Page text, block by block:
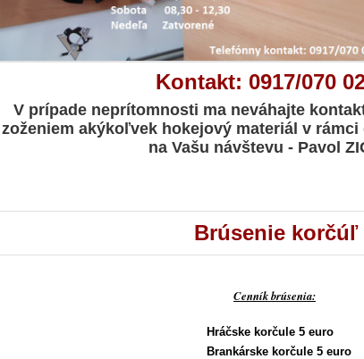
Kontakt: 0917/070
V prípade neprítomnosti ma neváhajte
zoženiem akýkoľvek hokejový materiál v
na Vašu návštevu - Pavol
Brúsenie korčúľ
Cenník brúsenia:
Hráčske korčule 5
Brankárske korčule 5 euro